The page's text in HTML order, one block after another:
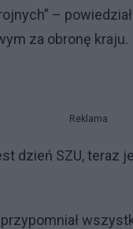
–
za obronę kraju.
Reklama
dzień SZU, teraz